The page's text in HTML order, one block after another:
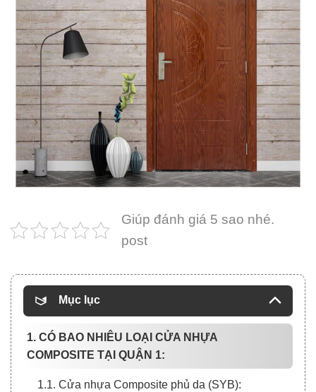
Giúp đánh giá 5 sao nhé.
post
Mục lục
1. CÓ BAO NHIÊU LOẠI CỬA NHỰA
COMPOSITE TẠI QUẬN 1:
1.1. Cửa nhựa Composite phủ da (SYB):